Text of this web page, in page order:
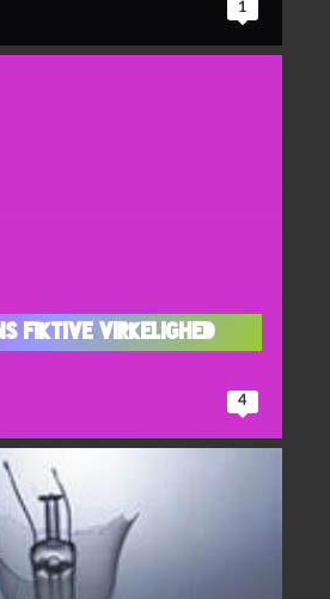
1
FIKTIVE VIRKELIGHED
4